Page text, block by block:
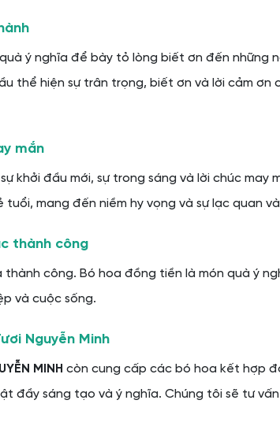
ý nghĩa để bày tỏ lòng biết ơn đến những
thể hiện sự trân trọng, biết ơn và lời cảm ơn
mắn
khởi đầu mới, sự trong sáng và lời chúc may
mang đến niềm hy vọng và sự lạc quan
thành công
công. Bó hoa đồng tiền là món quà ý
và cuộc sống.
Nguyễn Minh
MINH còn cung cấp các bó hoa kết hợp
đầy sáng tạo và ý nghĩa. Chúng tôi sẽ tư